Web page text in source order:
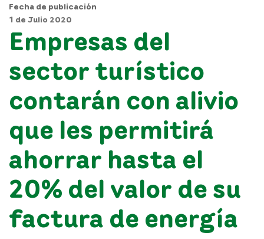
Fecha de publicación
1 de Julio 2020
Empresas del
sector turístico
contarán con alivio
que les permitirá
ahorrar hasta el
20% del valor de su
factura de energía